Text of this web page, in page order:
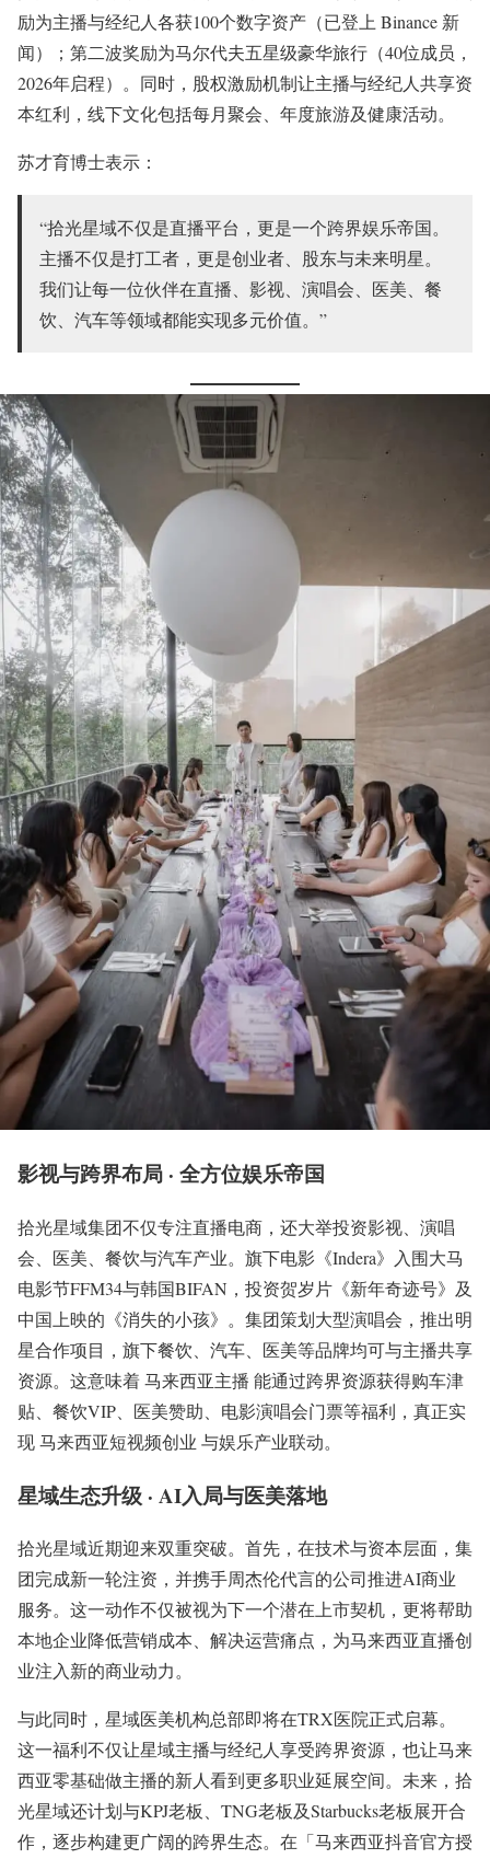
励为主播与经纪人各获100个数字资产（已登上 Binance 新
闻）；第二波奖励为马尔代夫五星级豪华旅行（40位成员，
2026年启程）。同时，股权激励机制让主播与经纪人共享资
本红利，线下文化包括每月聚会、年度旅游及健康活动。
苏才育博士表示：
“拾光星域不仅是直播平台，更是一个跨界娱乐帝国。
主播不仅是打工者，更是创业者、股东与未来明星。
我们让每一位伙伴在直播、影视、演唱会、医美、餐
饮、汽车等领域都能实现多元价值。”
影视与跨界布局 · 全方位娱乐帝国
拾光星域集团不仅专注直播电商，还大举投资影视、演唱
会、医美、餐饮与汽车产业。旗下电影《Indera》入围大马
电影节FFM34与韩国BIFAN，投资贺岁片《新年奇迹号》及
中国上映的《消失的小孩》。集团策划大型演唱会，推出明
星合作项目，旗下餐饮、汽车、医美等品牌均可与主播共享
资源。这意味着 马来西亚主播 能通过跨界资源获得购车津
贴、餐饮VIP、医美赞助、电影演唱会门票等福利，真正实
现 马来西亚短视频创业 与娱乐产业联动。
星域生态升级 · AI入局与医美落地
拾光星域近期迎来双重突破。首先，在技术与资本层面，集
团完成新一轮注资，并携手周杰伦代言的公司推进AI商业
服务。这一动作不仅被视为下一个潜在上市契机，更将帮助
本地企业降低营销成本、解决运营痛点，为马来西亚直播创
业注入新的商业动力。
与此同时，星域医美机构总部即将在TRX医院正式启幕。
这一福利不仅让星域主播与经纪人享受跨界资源，也让马来
西亚零基础做主播的新人看到更多职业延展空间。未来，拾
光星域还计划与KPJ老板、TNG老板及Starbucks老板展开合
作，逐步构建更广阔的跨界生态。在「马来西亚抖音官方授